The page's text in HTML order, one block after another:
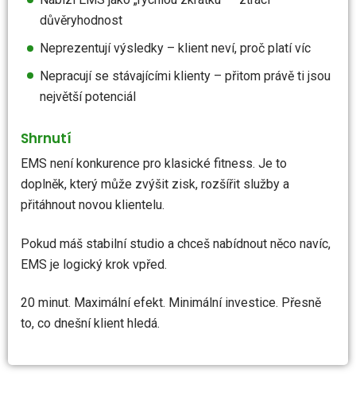
důvěryhodnost
Neprezentují výsledky – klient neví, proč platí víc
Nepracují se stávajícími klienty – přitom právě ti jsou
největší potenciál
Shrnutí
EMS není konkurence pro klasické fitness. Je to
doplněk, který může zvýšit zisk, rozšířit služby a
přitáhnout novou klientelu.
Pokud máš stabilní studio a chceš nabídnout něco navíc,
EMS je logický krok vpřed.
20 minut. Maximální efekt. Minimální investice. Přesně
to, co dnešní klient hledá.